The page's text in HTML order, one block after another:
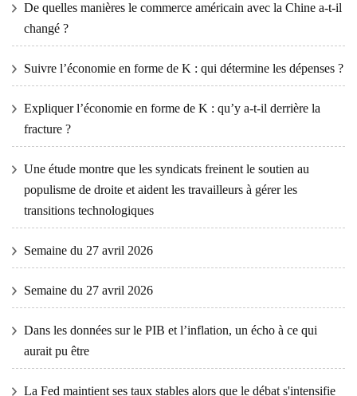
De quelles manières le commerce américain avec la Chine a-t-il
changé ?
Suivre l’économie en forme de K : qui détermine les dépenses ?
Expliquer l’économie en forme de K : qu’y a-t-il derrière la
fracture ?
Une étude montre que les syndicats freinent le soutien au
populisme de droite et aident les travailleurs à gérer les
transitions technologiques
Semaine du 27 avril 2026
Semaine du 27 avril 2026
Dans les données sur le PIB et l’inflation, un écho à ce qui
aurait pu être
La Fed maintient ses taux stables alors que le débat s'intensifie